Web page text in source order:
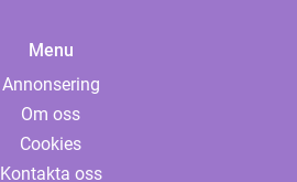
Menu
Annonsering
Om oss
Cookies
Kontakta oss